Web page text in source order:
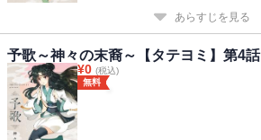
あらすじを見る
予歌～神々の末裔～【タテヨミ】第4話
¥0 (税込)
無料